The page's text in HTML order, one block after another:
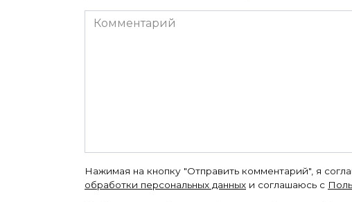
Комментарий
Нажимая на кнопку "Отправить комментарий", я
обработки персональных данных и соглашаюсь с